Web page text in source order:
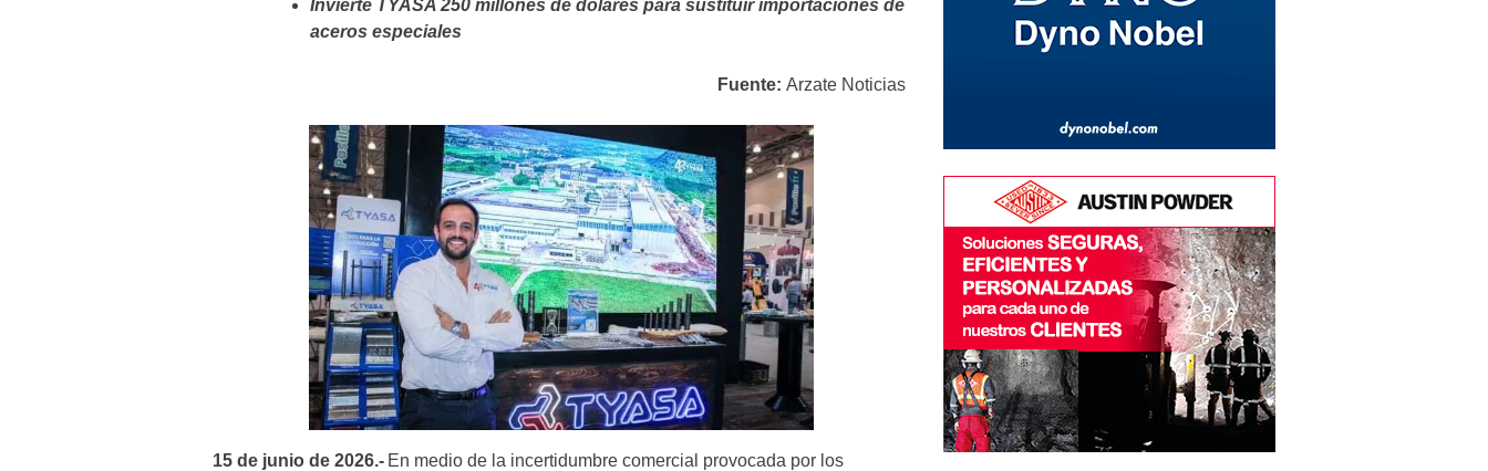
Invierte TYASA 250 millones de dólares para sustituir importaciones de
aceros especiales
Fuente: Arzate Noticias
15 de junio de 2026.- En medio de la incertidumbre comercial provocada por los